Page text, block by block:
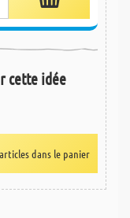
cette idée
dans le panier